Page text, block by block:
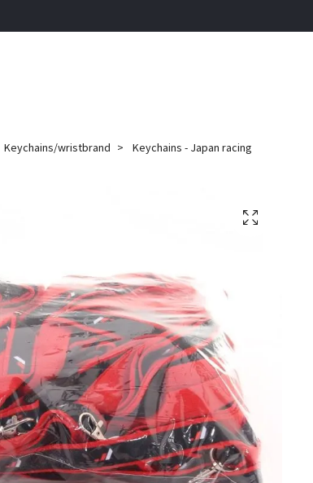
Keychains/wristbrand Keychains - Japan racing